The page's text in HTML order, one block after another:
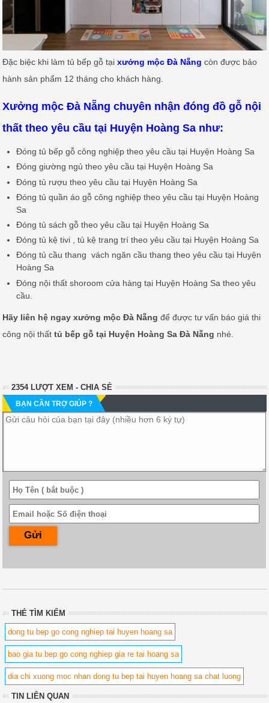
Đặc biệc khi làm tủ bếp gỗ tạixưởng mộc Đà Nẵng còn được bảo
hành sản phẩm 12 tháng cho khách hàng.
Xưởng mộc Đà Nẵng chuyên nhận đóng đồ gỗ nội
thất theo yêu cầu tại Huyện Hoàng Sa như:
Đóng tủ bếp gỗ công nghiệp theo yêu cầu tại Huyện Hoàng Sa
Đóng giường ngủ theo yêu cầu tại Huyện Hoàng Sa
Đóng tủ rượu theo yêu cầu tại Huyện Hoàng Sa
Đóng tủ quần áo gỗ công nghiệp theo yêu cầu tại Huyện Hoàng
Sa
Đóng tủ sách gỗ theo yêu cầu tại Huyện Hoàng Sa
Đóng tủ kệ tivi , tủ kệ trang trí theo yêu cầu tại Huyện Hoàng Sa
Đóng tủ cầu thang vách ngăn cầu thang theo yêu cầu tại Huyện
Hoàng Sa
Đóng nội thất shoroom cửa hàng tại Huyện Hoàng Sa theo yêu
cầu.
Hãy liên hệ ngay xưởng mộc Đà Nẵngđể được tư vấn báo giá thi
công nội thấttủ bếp gỗ tại Huyện Hoàng Sa Đà Nẵng nhé.
2354 LƯỢT XEM - CHIA SẺ
BẠN CẦN TRỢ GIÚP ?
THẺ TÌM KIẾM
dong tu bep go cong nghiep tai huyen hoang sa
bao gia tu bep go cong nghiep gia re tai hoang sa
dia chi xuong moc nhan dong tu bep tai huyen hoang sa chat luong
TIN LIÊN QUAN